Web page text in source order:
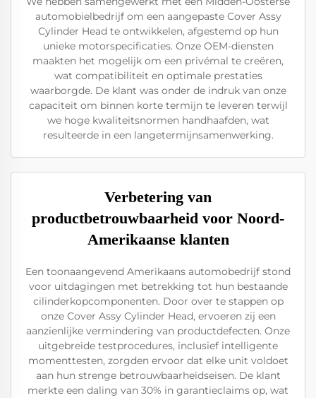
automobielbedrijf om een aangepaste Cover Assy
Cylinder Head te ontwikkelen, afgestemd op hun
unieke motorspecificaties. Onze OEM-diensten
maakten het mogelijk om een privémal te creëren,
wat compatibiliteit en optimale prestaties
waarborgde. De klant was onder de indruk van onze
capaciteit om binnen korte termijn te leveren terwijl
we hoge kwaliteitsnormen handhaafden, wat
resulteerde in een langetermijnsamenwerking.
Verbetering van
productbetrouwbaarheid voor Noord-
Amerikaanse klanten
Een toonaangevend Amerikaans automobedrijf stond
voor uitdagingen met betrekking tot hun bestaande
cilinderkopcomponenten. Door over te stappen op
onze Cover Assy Cylinder Head, ervoeren zij een
aanzienlijke vermindering van productdefecten. Onze
uitgebreide testprocedures, inclusief intelligente
momenttesten, zorgden ervoor dat elke unit voldoet
aan hun strenge betrouwbaarheidseisen. De klant
merkte een daling van 30% in garantieclaims op, wat